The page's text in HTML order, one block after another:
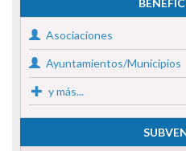
Asociaciones
Ayuntamientos/Municipios
y más...